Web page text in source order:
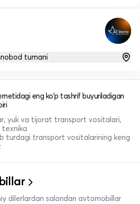
tumani
eng ko'p tashrif buyuriladigan
yuk va tijorat transport vositalari,
texnika
turdagi transport vositalarining keng
dilerlardan salondan avtomobillar